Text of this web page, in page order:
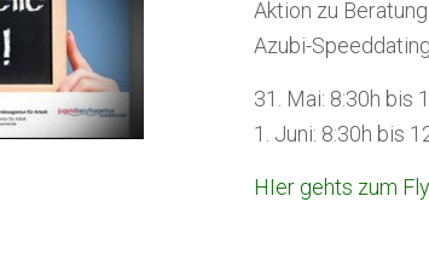
Aktion zu
Azubi-
31. Mai: 8:30h bis
1. Juni: 8:30h bis
HIer gehts zum